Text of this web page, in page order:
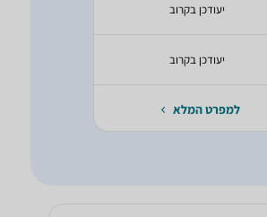
יעודכן בקרוב
יעודכן בקרוב
למפרט המלא